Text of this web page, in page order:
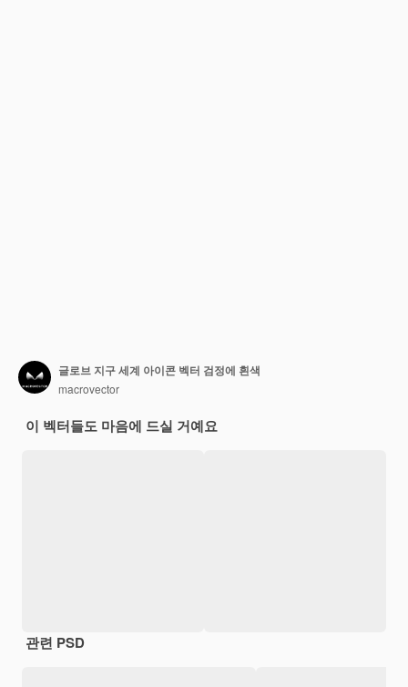
글로브 지구 세계 아이콘 벡터 검정에 흰색
macrovector
이 벡터들도 마음에 드실 거예요
관련 PSD